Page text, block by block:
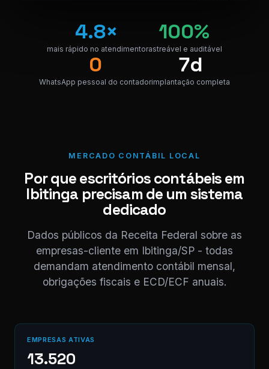
Localizei!
obrigado! 😊
⚠ Nota interna
NF competência 05/
Digite uma
(Ctrl+Enter para
4.8×
mais rápido no atendimento
100%
rastreável e auditável
0
WhatsApp pessoal do contador
7d
implantação completa
MERCADO CONTÁBIL LOCAL
Por que escritórios contábeis em
Ibitinga precisam de um sistema
dedicado
Dados públicos da Receita Federal sobre as
empresas-cliente em Ibitinga/SP - todas
demandam atendimento contábil mensal,
obrigações fiscais e ECD/ECF anuais.
EMPRESAS ATIVAS
13.520